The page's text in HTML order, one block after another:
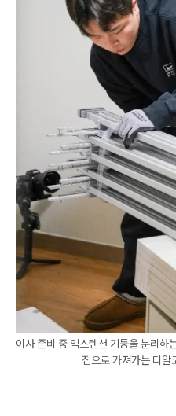
이사 준비 중 익스텐션 기둥을 분리
집으로 가져가는 디알